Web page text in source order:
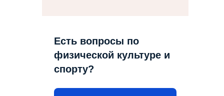
Есть вопросы по
физической культуре и
спорту?